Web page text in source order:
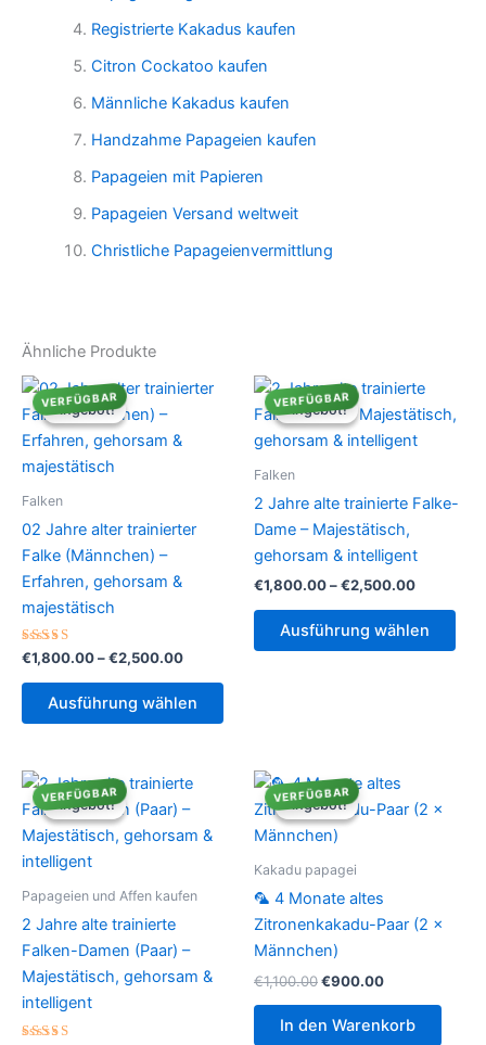
Registrierte Kakadus kaufen
Citron Cockatoo kaufen
Männliche Kakadus kaufen
Handzahme Papageien kaufen
Papageien mit Papieren
Papageien Versand weltweit
Christliche Papageienvermittlung
Ähnliche Produkte
Angebot!
VERFÜGBAR
Angebot!
Falken
02 Jahre alter trainierter
Falke (Männchen) –
Erfahren, gehorsam &
majestätisch
Bewertet
mit
4.00
von 5
€1,800.00–€2,500.00Preisspanne:
€2,500.00
Ausführung wählen
Dieses
Varianten
Optionen
können
Produktseite
Angebot!
VERFÜGBAR
Angebot!
Falken
2 Jahre alte trainierte Falke-
Dame – Majestätisch,
gehorsam & intelligent
€1,800.00–€2,500.00
Ausführung wählen
Angebot!
VERFÜGBAR
Angebot!
Papageien und Affen kaufen
2 Jahre alte trainierte
Falken-Damen (Paar) –
Majestätisch, gehorsam &
intelligent
Angebot!
VERFÜGBAR
Angebot!
Kakadu papagei
🦜 4 Monate altes
Zitronenkakadu-Paar (2 ×
Männchen)
€1,100.00Ursprünglicher
war:
€1,100.00
€900.00Aktueller
ist:
€900.00.
In den Warenkorb